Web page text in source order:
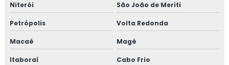
Isolamento acústico para refinarias
Isolamento aerogel
Isolamento aerogel térmico
Niterói São João de Meriti
Petrópolis Volta Redonda
Macaé Magé
Itaboraí Cabo Frio